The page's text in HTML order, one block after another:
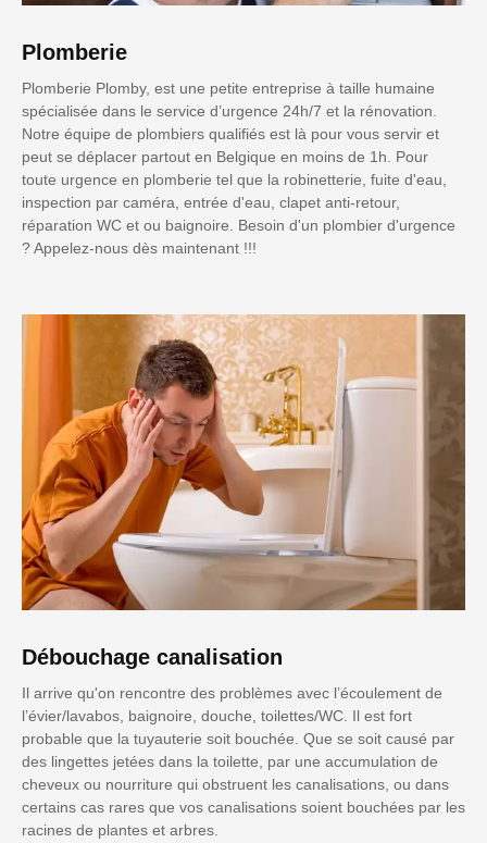
Plomberie
Plomberie Plomby, est une petite entreprise à taille humaine
spécialisée dans le service d’urgence 24h/7 et la rénovation.
Notre équipe de plombiers qualifiés est là pour vous servir et
peut se déplacer partout en Belgique en moins de 1h. Pour
toute urgence en plomberie tel que la robinetterie, fuite d'eau,
inspection par caméra, entrée d'eau, clapet anti-retour,
réparation WC et ou baignoire. Besoin d'un plombier d'urgence
? Appelez-nous dès maintenant !!!
Débouchage canalisation
Il arrive qu'on rencontre des problèmes avec l’écoulement de
l’évier/lavabos, baignoire, douche, toilettes/WC. Il est fort
probable que la tuyauterie soit bouchée. Que se soit causé par
des lingettes jetées dans la toilette, par une accumulation de
cheveux ou nourriture qui obstruent les canalisations, ou dans
certains cas rares que vos canalisations soient bouchées par les
racines de plantes et arbres.